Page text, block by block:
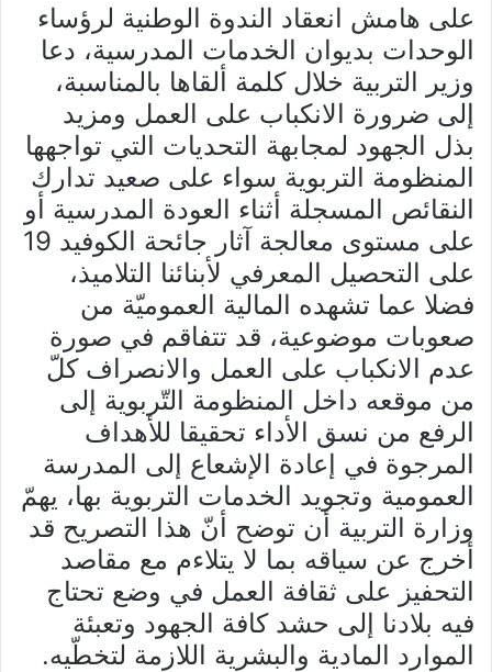
على هامش انعقاد الندوة الوطنية لرؤساء
الوحدات بديوان الخدمات المدرسية، دعا
وزير التربية خلال كلمة ألقاها بالمناسبة،
إلى ضرورة الانكباب على العمل ومزيد
بذل الجهود لمجابهة التحديات التي تواجهها
المنظومة التربوية سواء على صعيد تدارك
النقائص المسجلة أثناء العودة المدرسية أو
على مستوى معالجة آثار جائحة الكوفيد 19
على التحصيل المعرفي لأبنائنا التلاميذ،
فضلا عما تشهده المالية العموميّة من
صعوبات موضوعية، قد تتفاقم في صورة
عدم الانكباب على العمل والانصراف كلّ
من موقعه داخل المنظومة التّربوية إلى
الرفع من نسق الأداء تحقيقا للأهداف
المرجوة في إعادة الإشعاع إلى المدرسة
العمومية وتجويد الخدمات التربوية بها، يهمّ
وزارة التربية أن توضح أنّ هذا التصريح قد
أخرج عن سياقه بما لا يتلاءم مع مقاصد
التحفيز على ثقافة العمل في وضع تحتاج
فيه بلادنا إلى حشد كافة الجهود وتعبئة
الموارد المادية والبشرية اللازمة لتخطّيه.